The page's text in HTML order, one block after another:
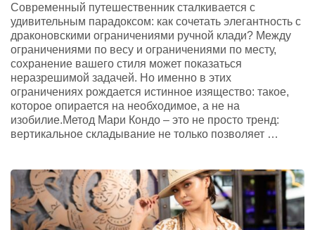
Современный путешественник сталкивается с
удивительным парадоксом: как сочетать элегантность с
драконовскими ограничениями ручной клади? Между
ограничениями по весу и ограничениями по месту,
сохранение вашего стиля может показаться
неразрешимой задачей. Но именно в этих
ограничениях рождается истинное изящество: такое,
которое опирается на необходимое, а не на
изобилие.Метод Мари Кондо – это не просто тренд:
вертикальное складывание не только позволяет …